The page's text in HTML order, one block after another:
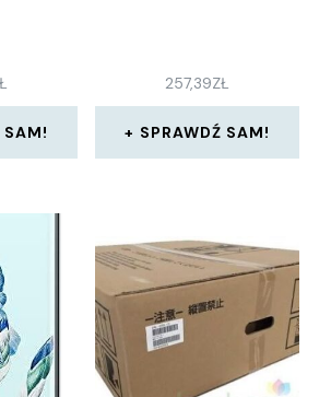
SAM!
257,39ZŁ
SPRAWDŹ SAM!